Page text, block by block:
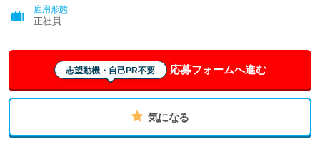
雇用形態
正社員
志望動機・自己PR不要 応募フォームへ進む
気になる